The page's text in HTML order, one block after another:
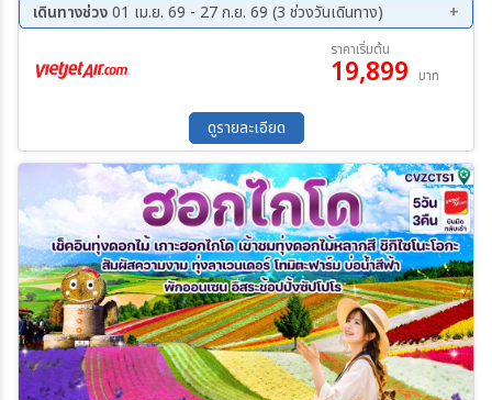
พิเศษ!! เซ็ตปิ้งย่างยากินิกุ , บุฟเฟ่ต์นานาชาติช้อปปิ้งใต้ดินสุดมันส์ ย่าน
เท็นจินพักโรงแรม ออนเซ็น 1 คืน / พักโรงแรมใกล้แหล่งช้อปปิ้ง 2 คืนบิน
กลางคืน - กลับเช้า (บริการอาหารร้อนบนเครื่องไป-กลับ และ น้ำหนัก 20
กก./ท่าน)
เดินทางช่วง01 เม.ย. 69 - 27 ก.ย. 69 (3 ช่วงวันเดินทาง)
16 ก.ย. 69 - 20 ก.ย. 69
23 ก.ย. 69 - 27 ก.ย. 69
ราคาเริ่มต้น
19,899 บาท
ดูรายละเอียด